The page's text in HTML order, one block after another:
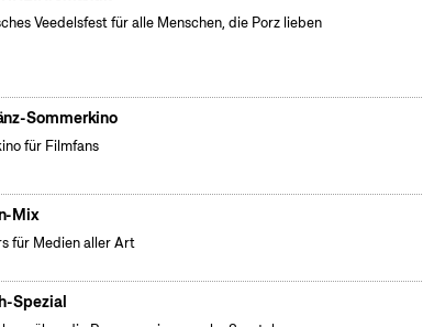
Veedelsfest für alle Menschen, die Porz lieben
Sommerkino
für Filmfans
Mix
für Medien aller Art
Spezial